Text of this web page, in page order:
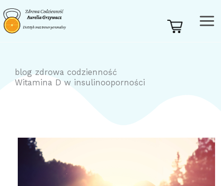
Przejdź
do
treści
blog zdrowa codzienność
Witamina D w insulinooporności